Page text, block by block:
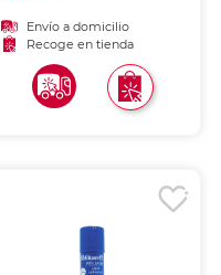
lavable, no tóxica y de
secado rápido.
Envío a domicilio
Recoge en tienda